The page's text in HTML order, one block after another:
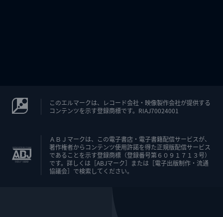
このエルマークは、レコード会社・映像製作会社が提供する
コンテンツを示す登録商標です。RIAJ70024001
ＡＢＪマークは、この電子書店・電子書籍配信サービスが、
著作権者からコンテンツ使用許諾を得た正規版配信サービス
であることを示す登録商標（登録番号第６０９１７１３号）
です。詳しくは［ABJマーク］または［電子出版制作・流通
協議会］で検索してください。